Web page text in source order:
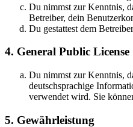
Du nimmst zur Kenntnis,
Betreiber, dein
Du gestattest dem
4. General Public License
Du nimmst zur Kenntnis,
deutschsprachige
verwendet wird. Sie
5. Gewährleistung